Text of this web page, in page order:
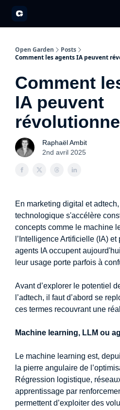
Open Garden
Posts
Comment les agents IA peuvent
Comment
IA peuvent
Raphaël Ambit
2nd avril 2025
En marketing digital et
technologique s'accélère
concepts comme le machine
l’Intelligence Artificielle (IA)
agents IA occupent
leur usage porte parfois à
Avant d’explorer le potentiel
l’adtech, il faut d’abord se
ces termes recouvrant une
Machine learning, LLM ou
Le machine learning est,
la pierre angulaire de
Régression logistique,
apprentissage par
permettent d’exploiter des